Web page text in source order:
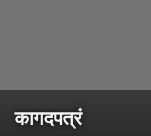
कागदपत्रं